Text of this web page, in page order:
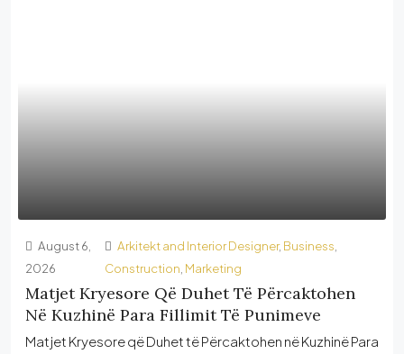
August 6,
2026
Arkitekt and Interior Designer, Business
Construction Marketing
Matjet Kryesore Që Duhet Të Përcaktohen
Në Kuzhinë Para Fillimit Të Punimeve
Matjet Kryesore që Duhet të Përcaktohen në Kuzhinë Para